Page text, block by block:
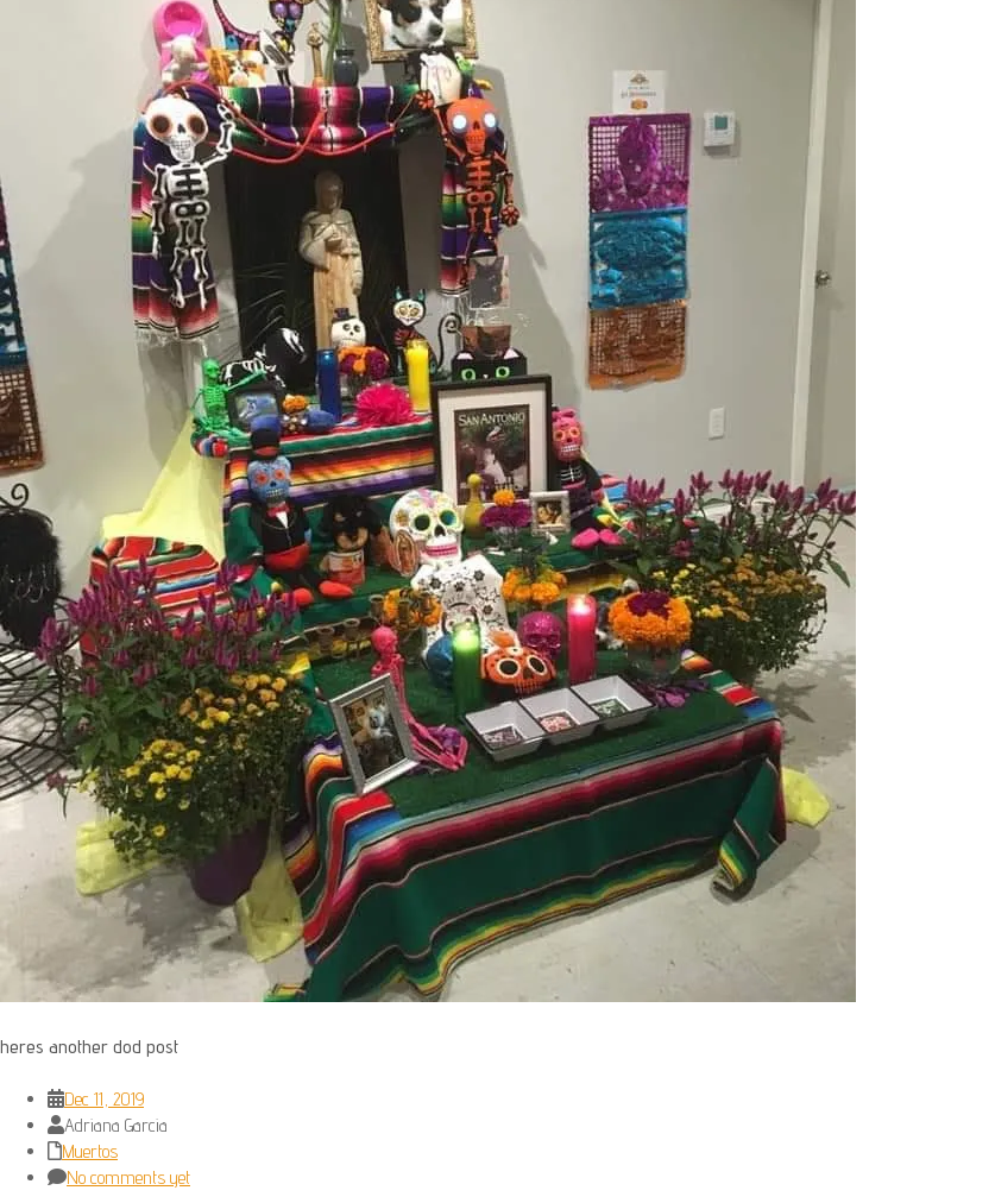
heres another dod post
Dec 11, 2019
Adriana Garcia
Muertos
No comments yet